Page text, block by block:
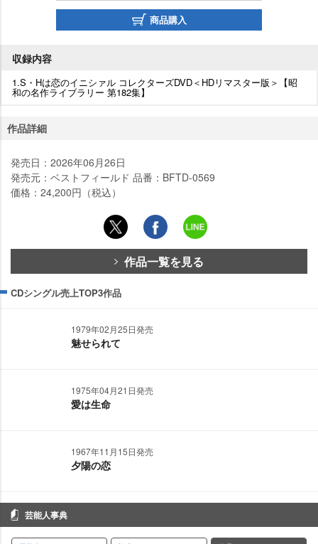
商品購入
収録内容
1.S・Hは恋のイニシァル コレクターズDVD＜HDリマスター版＞【昭
和の名作ライブラリー 第182集】
作品詳細
発売日：2026年06月26日
発売元：ベストフィールド 品番：BFTD-0569
価格：24,200円（税込）
作品一覧を見る
CDシングル売上TOP3作品
1979年02月25日発売
魅せられて
1975年04月21日発売
愛は生命
1967年11月15日発売
夕陽の恋
芸能人事典